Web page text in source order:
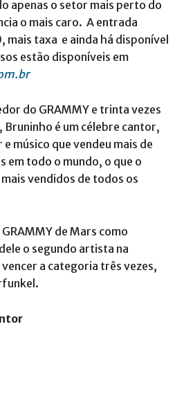
apenas o setor mais perto do
o mais caro. A entrada
mais taxa e ainda há disponível
estão disponíveis em
do GRAMMY e trinta vezes
Bruninho é um célebre cantor,
músico que vendeu mais de
em todo o mundo, o que o
vendidos de todos os
de Mars como
o segundo artista na
a categoria três vezes,